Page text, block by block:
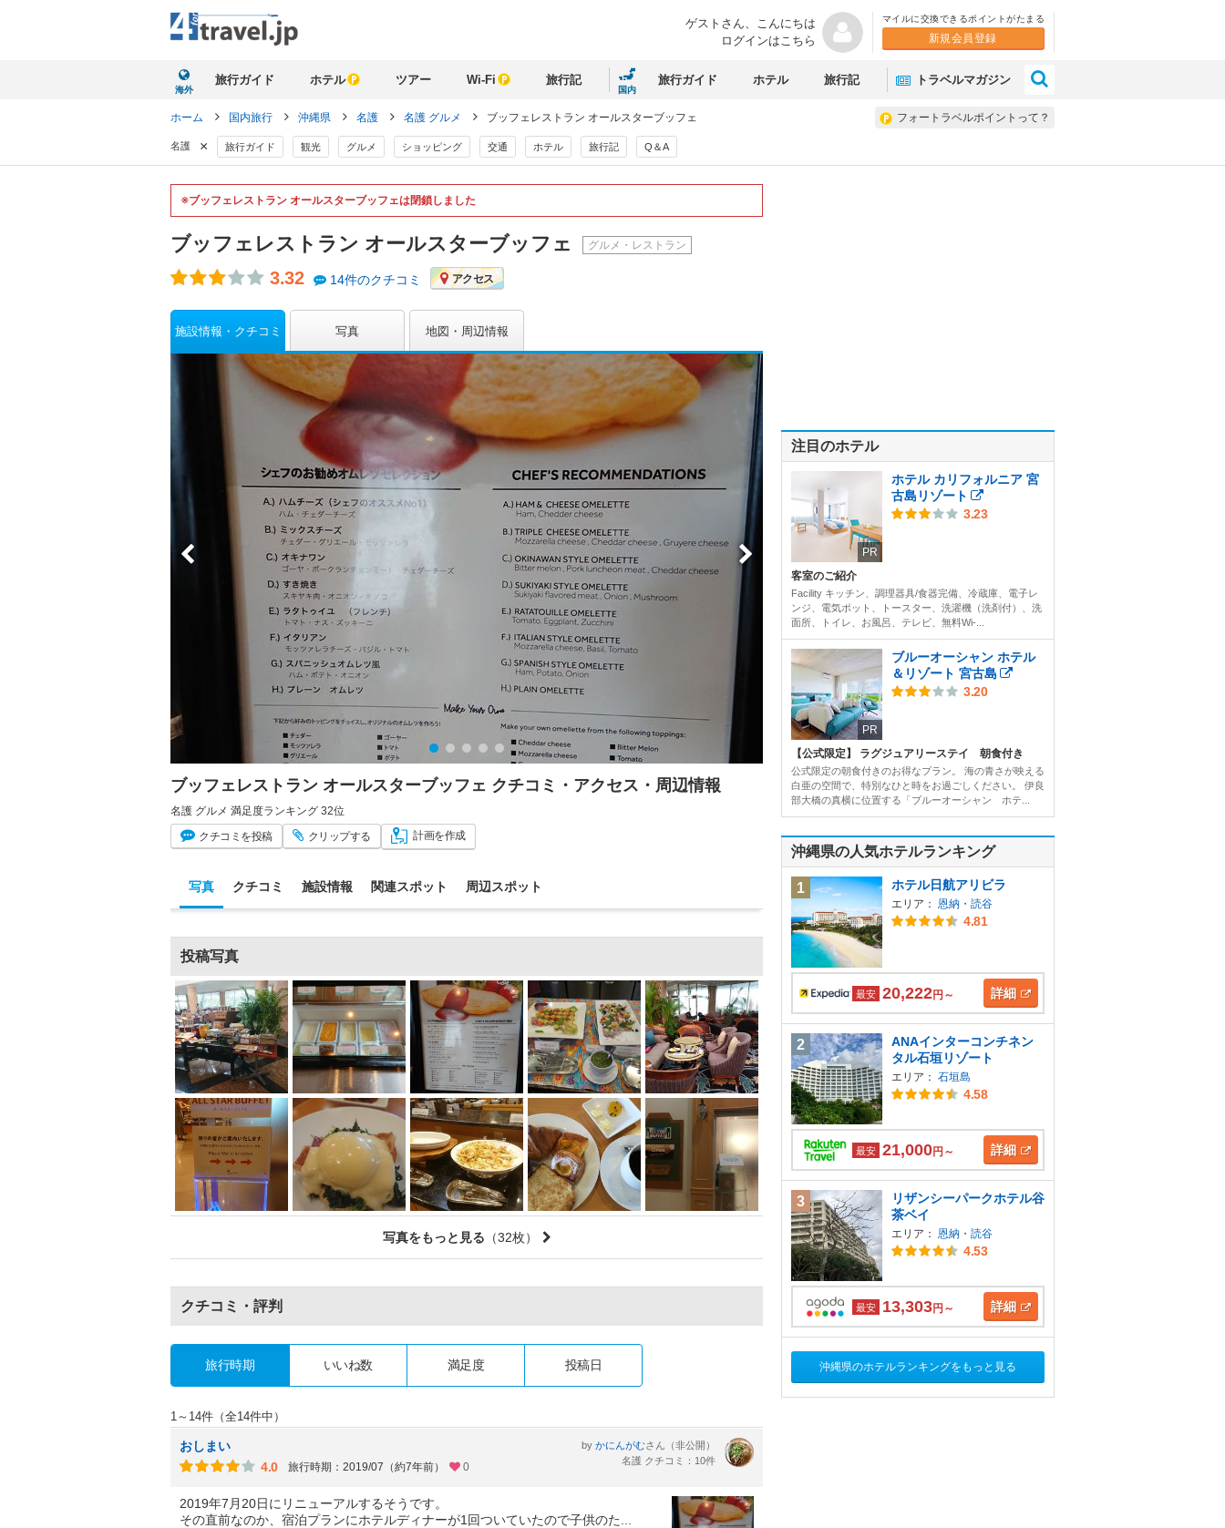
ゲストさん、 こんにちは
ログインはこちら
マイルに交換できるポイントがたまる
新規会員登録
海外
旅行ガイド ホテル ツアー Wi-Fi 旅行記
国内
旅行ガイド ホテル 旅行記 トラベルマガジン
フォートラベルポイントって？
ホーム 国内旅行 沖縄県 名護 名護 グルメ ブッフェレストラン オールスターブッフェ
名護 × 旅行ガイド 観光 グルメ ショッピング 交通 ホテル 旅行記 Q＆A
※ブッフェレストラン オールスターブッフェは閉鎖しました
ブッフェレストラン オールスターブッフェ グルメ・レストラン
3.32 14件のクチコミ アクセス
施設情報・クチコミ 写真 地図・周辺情報
ブッフェレストラン オールスターブッフェ クチコミ・アクセス・周辺情報
名護 グルメ 満足度ランキング 32位
クチコミ を投稿 クリップする 計画を作成
写真 クチコミ 施設情報 関連スポット 周辺スポット
投稿写真
写真をもっと見る （32枚）
クチコミ・評判
旅行時期 いいね数 満足度 投稿日
1～14件（全14件中）
おしまい
4.0
旅行時期：2019/07（約7年前） 0
by かにんがむさん（非公開）
名護 クチコミ：10件
2019年7月20日にリニューアルするそうです。
その直前なのか、宿泊プランにホテルディナーが1回ついていたので子供のた
注目のホテル
PR
ホテル カリフォルニア 宮
古島リゾート
3.23
客室のご紹介
Facility キッチン、調理器具/食器完備、冷蔵庫、電子レ
ンジ、電気ポット、トースター、洗濯機（洗剤付）、洗
面所、トイレ、お風呂、テレビ、無料Wi-...
PR
ブルーオーシャン ホテル
＆リゾート 宮古島
3.20
【公式限定】 ラグジュアリーステイ 朝食付き
公式限定の朝食付きのお得なプラン。 海の青さが映える
白亜の空間で、特別なひと時をお過ごしください。 伊良
部大橋の真横に位置する「ブルーオーシャン ホテ...
沖縄県の人気ホテルランキング
1 ホテル日航アリビラ
エリア： 恩納・読谷
4.81
最安 20,222円～ 詳細
2
ANAインターコンチネン
タル石垣リゾート
エリア： 石垣島
4.58
最安 21,000円～ 詳細
3
リザンシーパークホテル谷
茶ベイ
エリア： 恩納・読谷
4.53
最安 13,303円～ 詳細
沖縄県のホテルランキングをもっと見る